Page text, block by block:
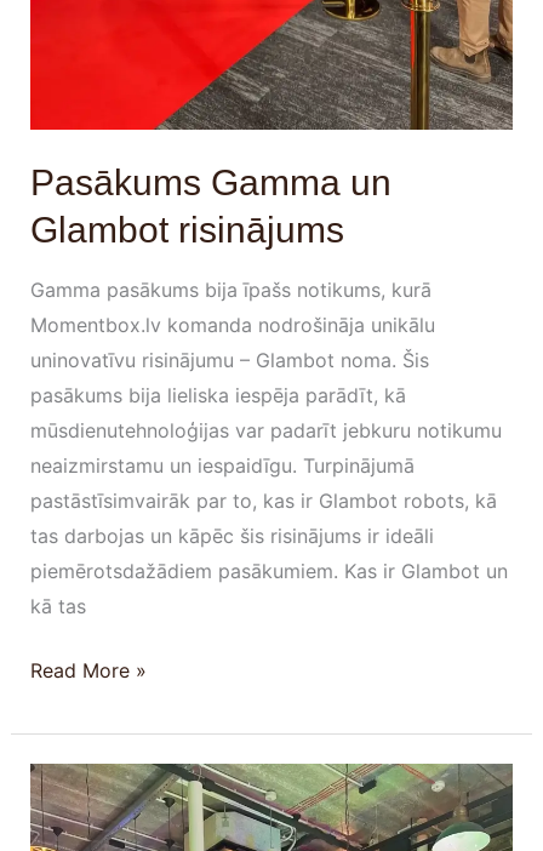
Pasākums Gamma un
Glambot risinājums
Gamma pasākums bija īpašs notikums, kurā
Momentbox.lv komanda nodrošināja unikālu
uninovatīvu risinājumu – Glambot noma. Šis
pasākums bija lieliska iespēja parādīt, kā
mūsdienutehnoloģijas var padarīt jebkuru notikumu
neaizmirstamu un iespaidīgu. Turpinājumā
pastāstīsimvairāk par to, kas ir Glambot robots, kā
tas darbojas un kāpēc šis risinājums ir ideāli
piemērotsdažādiem pasākumiem. Kas ir Glambot un
kā tas
Read More »
Premium
360